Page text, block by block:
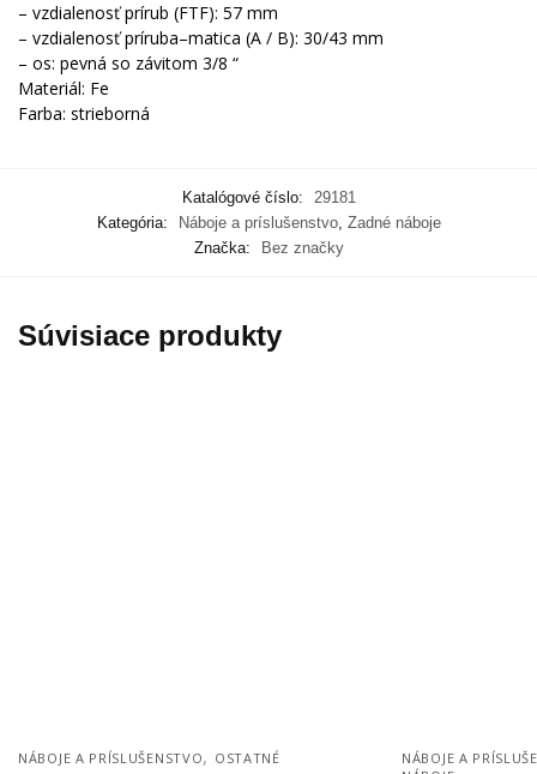
– vzdialenosť prírub (FTF): 57 mm
– vzdialenosť príruba–matica (A / B): 30/43 mm
– os: pevná so závitom 3/8 “
Materiál: Fe
Farba: strieborná
Katalógové číslo:
29181
Kategória:
Náboje a príslušenstvo, Zadné náboje
Značka:
Bez značky
Súvisiace produkty
NÁBOJE A PRÍSLUŠENSTVO, OSTATNÉ
NÁBOJE A